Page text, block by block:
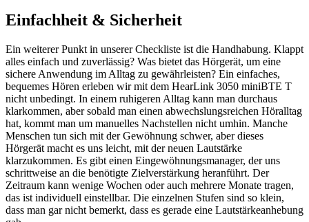
Einfachheit & Sicherheit
Ein weiterer Punkt in unserer Checkliste ist die Handhabung. Klappt
alles einfach und zuverlässig? Was bietet das Hörgerät, um eine
sichere Anwendung im Alltag zu gewährleisten? Ein einfaches,
bequemes Hören erleben wir mit dem HearLink 3050 miniBTE T
nicht unbedingt. In einem ruhigeren Alltag kann man durchaus
klarkommen, aber sobald man einen abwechslungsreichen Höralltag
hat, kommt man um manuelles Nachstellen nicht umhin. Manche
Menschen tun sich mit der Gewöhnung schwer, aber dieses
Hörgerät macht es uns leicht, mit der neuen Lautstärke
klarzukommen. Es gibt einen Eingewöhnungsmanager, der uns
schrittweise an die benötigte Zielverstärkung heranführt. Der
Zeitraum kann wenige Wochen oder auch mehrere Monate tragen,
das ist individuell einstellbar. Die einzelnen Stufen sind so klein,
dass man gar nicht bemerkt, dass es gerade eine Lautstärkeanhebung